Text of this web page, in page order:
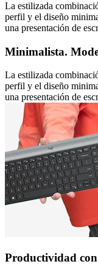
La estilizada
perfil y el diseño
una presentación de
Minimalista.
La estilizada
perfil y el diseño
una presentación de
Productividad